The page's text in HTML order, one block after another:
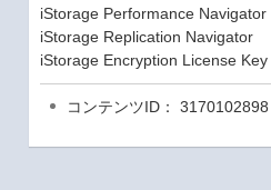
iStorage Performance Navigator
iStorage Replication Navigator
iStorage Encryption License Key
コンテンツID： 3170102898